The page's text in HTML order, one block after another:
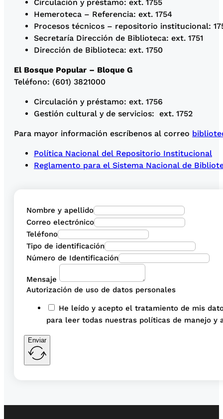
Circulación y préstamo: ext. 1755
Hemeroteca – Referencia: ext. 1754
Procesos técnicos – repositorio institucional:
Secretaría Dirección de Biblioteca: ext. 1751
Dirección de Biblioteca: ext. 1750
El Bosque Popular – Bloque G
Teléfono: (601) 3821000
Circulación y préstamo: ext. 1756
Gestión cultural y de servicios: ext. 1752
Para mayor información escríbenos al correo
Política Nacional del Repositorio Institucional
Reglamento para el Sistema Nacional de
Nombre y apellido
Correo electrónico
Teléfono
Tipo de identificación
Número de Identificación
Mensaje
Autorización de uso de datos personales
He leído y acepto el tratamiento de mis
para leer todas nuestras políticas de manejo y
Enviar